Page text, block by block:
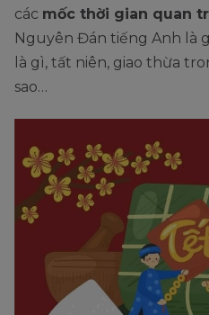
các mốc thời gian quan
Nguyên Đán tiếng Anh là
là gì, tất niên, giao thừa
sao…